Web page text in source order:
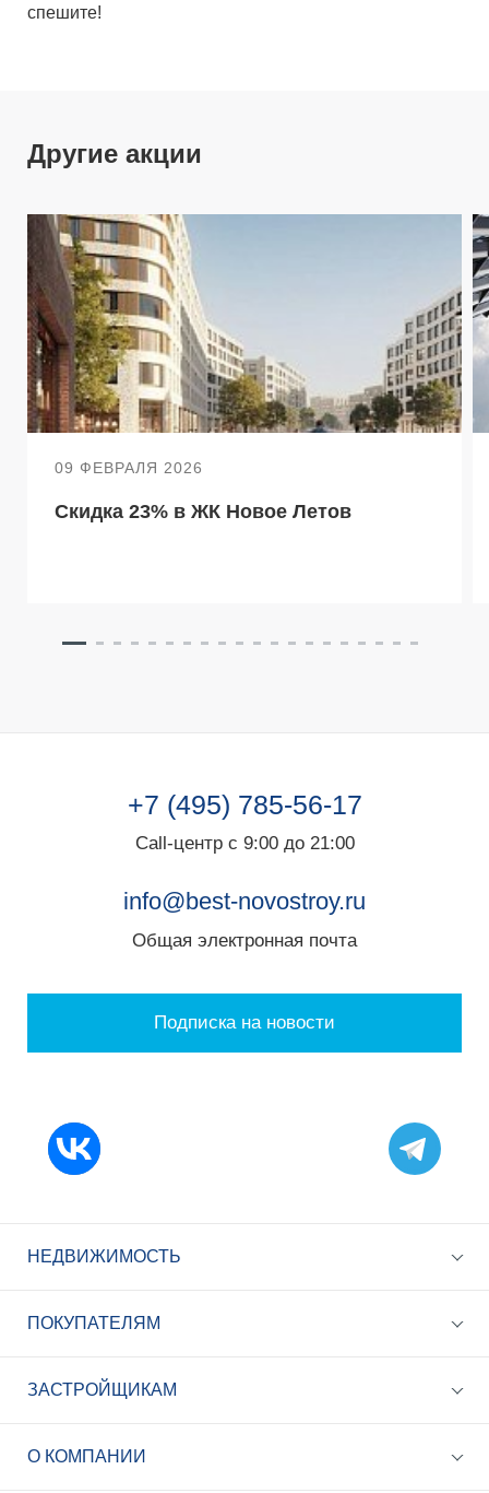
+7 (495) 785-56-17
спешите!
Другие акции
09 ФЕВРАЛЯ 2026
Скидка 23% в ЖК Новое Летов
+7 (495) 785-56-17
Call-центр с 9:00 до 21:00
info@best-novostroy.ru
Общая электронная почта
Подписка на новости
НЕДВИЖИМОСТЬ
ПОКУПАТЕЛЯМ
ЗАСТРОЙЩИКАМ
О КОМПАНИИ